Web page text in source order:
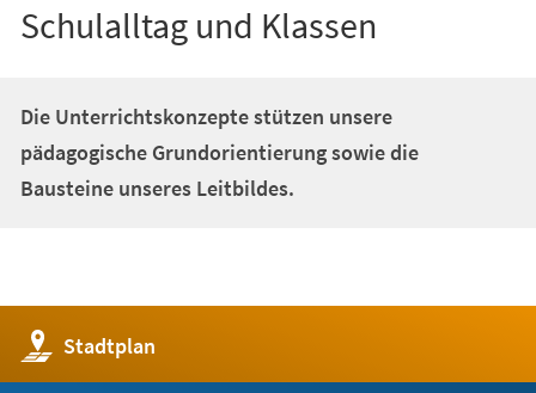
Schulalltag und Klassen
Die Unterrichtskonzepte stützen unsere
pädagogische Grundorientierung sowie die
Bausteine unseres Leitbildes.
Stadtplan
(Öffnet
in